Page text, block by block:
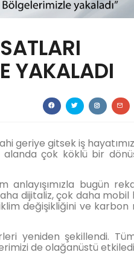
YAKALADI
geriye gitsek iş
çok köklü bir
anlayışımızla bugün
dijitaliz, çok daha mobil
iklim değişikliğini ve karbon
yeniden şekillendi.
de olağanüstü